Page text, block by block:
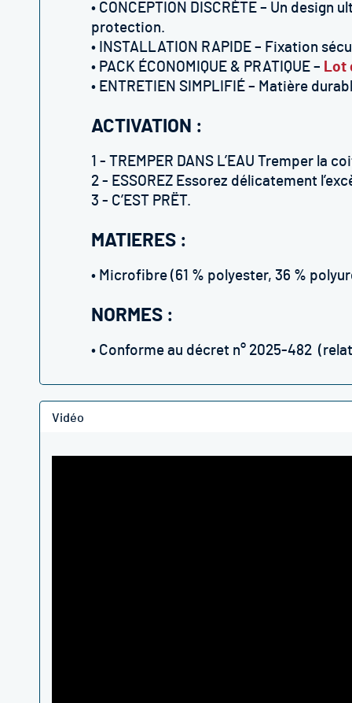
• CONCEPTION DISCRÈTE – Un
protection.
• INSTALLATION RAPIDE – Fixation
• PACK ÉCONOMIQUE & PRATIQUE – Lot
• ENTRETIEN SIMPLIFIÉ – Matière
ACTIVATION :
1 - TREMPER DANS L’EAU Tremper la
2 - ESSOREZ Essorez délicatement
3 - C’EST PRËT.
MATIERES :
• Microfibre (61 % polyester, 36 %
NORMES :
• Conforme au décret n° 2025-482
Vidéo